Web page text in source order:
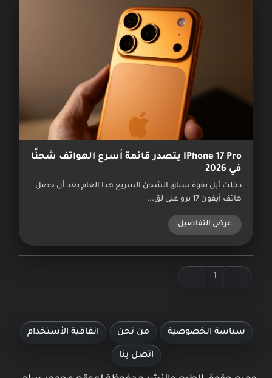
IPhone 17 Pro يتصدر قائمة أسرع الهواتف شحنًا
في 2026
دخلت أبل بقوة سباق الشحن السريع هذا العام بعد أن حصل
هاتف أيفون 17 برو على لق...
عرض التفاصيل
1
سياسة الخصوصية من نحن اتفاقية الأستخدام
اتصل بنا